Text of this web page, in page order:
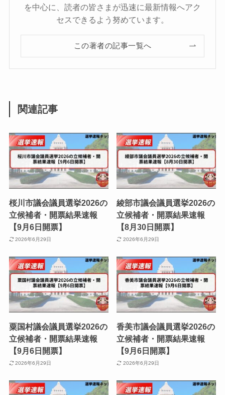
を中心に、読者の皆さまが迅速に最新情報へアク
セスできるよう努めています。
この著者の記事一覧へ
関連記事
桜川市議会議員選挙2026の
立候補者・開票結果速報
【9月6日開票】
2026年6月29日
綾部市議会議員選挙2026の
立候補者・開票結果速報
【8月30日開票】
2026年6月29日
粟国村議会議員選挙2026の
立候補者・開票結果速報
【9月6日開票】
2026年6月29日
香美市議会議員選挙2026の
立候補者・開票結果速報
【9月6日開票】
2026年6月29日